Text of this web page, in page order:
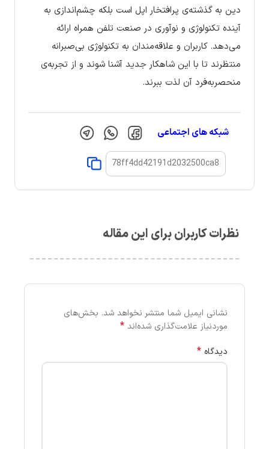
دین به گذشته‌ی پرافتخار اپل است بلکه چشم‌اندازی به
آینده تکنولوژی و نوآوری در صنعت تلفن همراه ارائه
می‌دهد. کاربران و علاقه‌مندان به تکنولوژی بی‌صبرانه
منتظرند تا با این شاهکار جدید آشنا شوند و از تجربه‌ی
منحصربه‌فرد آن لذت ببرند.
شبکه های اجتماعی
نظرات کاربران برای این مقاله
نشانی ایمیل شما منتشر نخواهد شد. بخش‌های
موردنیاز علامت‌گذاری شده‌اند *
دیدگاه *